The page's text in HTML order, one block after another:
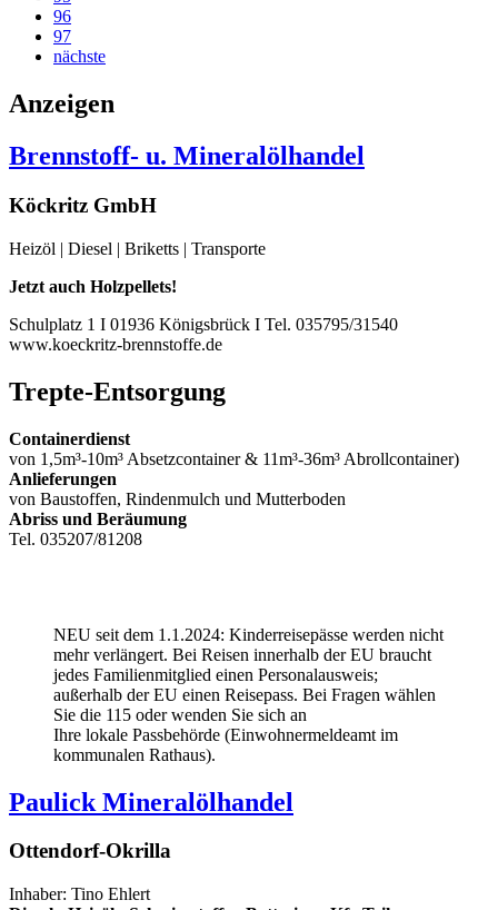
96
97
nächste
Anzeigen
Brennstoff- u. Mineralölhandel
Köckritz GmbH
Heizöl | Diesel | Briketts | Transporte
Jetzt auch Holzpellets!
Schulplatz 1 I 01936 Königsbrück I Tel. 035795/31540
www.koeckritz-brennstoffe.de
Trepte-Entsorgung
Containerdienst
von 1,5m³-10m³ Absetzcontainer & 11m³-36m³ Abrollcontainer)
Anlieferungen
von Baustoffen, Rindenmulch und Mutterboden
Abriss und Beräumung
Tel. 035207/81208
NEU seit dem 1.1.2024: Kinderreisepässe werden nicht
mehr verlängert. Bei Reisen innerhalb der EU braucht
jedes Familienmitglied einen Personalausweis;
außerhalb der EU einen Reisepass. Bei Fragen wählen
Sie die 115 oder wenden Sie sich an
Ihre lokale Passbehörde (Einwohnermeldeamt im
kommunalen Rathaus).
Paulick Mineralölhandel
Ottendorf-Okrilla
Inhaber: Tino Ehlert